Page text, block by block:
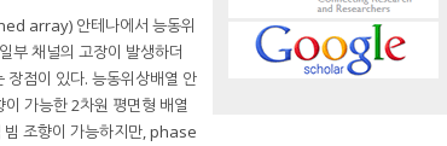
array) 안테나에서 능동위
채널의 고장이 발생하더
장점이 있다. 능동위상배열 안
가능한 2차원 평면형 배열
조향이 가능하지만, phase